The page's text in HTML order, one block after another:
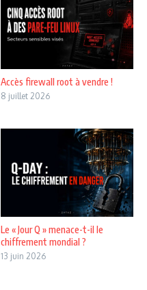
Accès firewall root à vendre !
8 juillet 2026
Le « Jour Q » menace-t-il le
chiffrement mondial ?
13 juin 2026